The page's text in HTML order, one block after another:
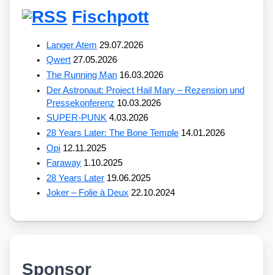
Fischpott
Langer Atem 29.07.2026
Qwert 27.05.2026
The Running Man 16.03.2026
Der Astronaut: Project Hail Mary – Rezension und
Pressekonferenz 10.03.2026
SUPER-PUNK 4.03.2026
28 Years Later: The Bone Temple 14.01.2026
Opi 12.11.2025
Faraway 1.10.2025
28 Years Later 19.06.2025
Joker – Folie à Deux 22.10.2024
Sponsor